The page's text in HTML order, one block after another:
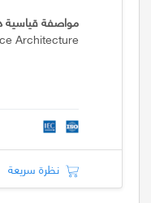
مواصفة قياسية
Architecture
نظرة سريعة